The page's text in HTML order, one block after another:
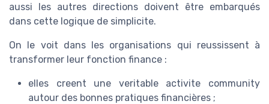
aussi les autres directions doivent être embarqués
dans cette logique de simplicite.
On le voit dans les organisations qui reussissent à
transformer leur fonction finance :
elles creent une veritable activite community
autour des bonnes pratiques financières ;